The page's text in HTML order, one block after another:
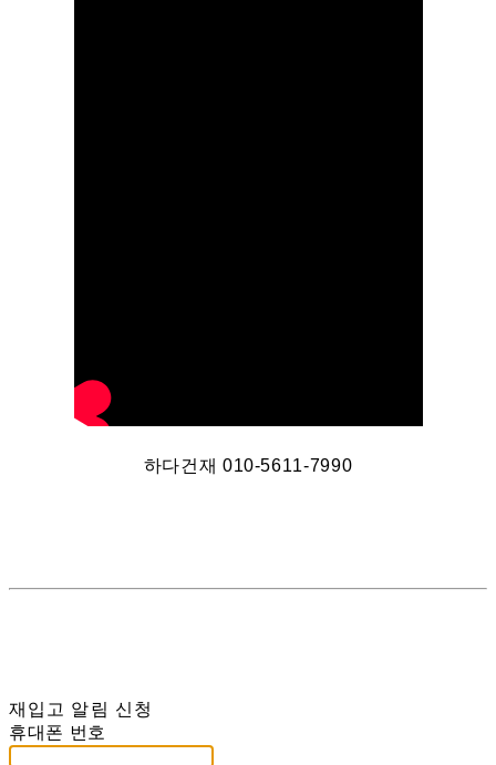
하다건재 010-5611-7990
재입고 알림 신청
휴대폰 번호